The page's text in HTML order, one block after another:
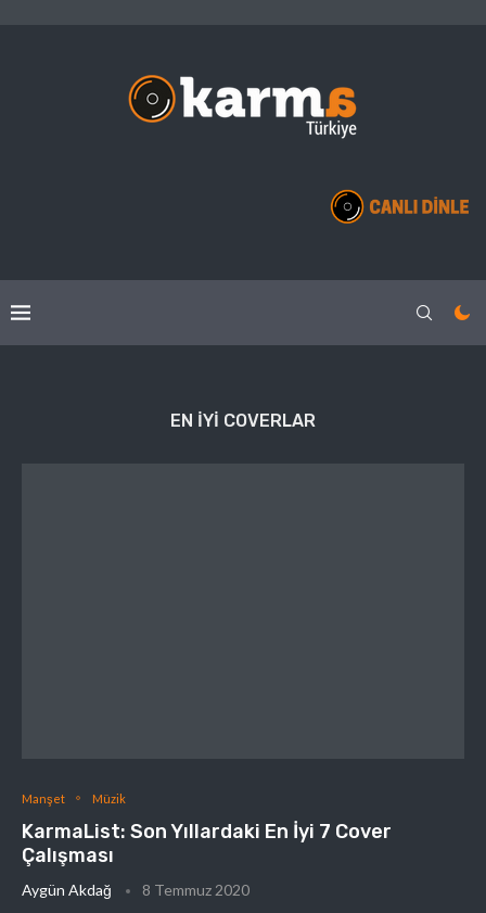
EN IYI COVERLAR
Manşet Müzik
KarmaList: Son Yıllardaki En İyi 7 Cover
Çalışması
Aygün Akdağ 8 Temmuz 2020